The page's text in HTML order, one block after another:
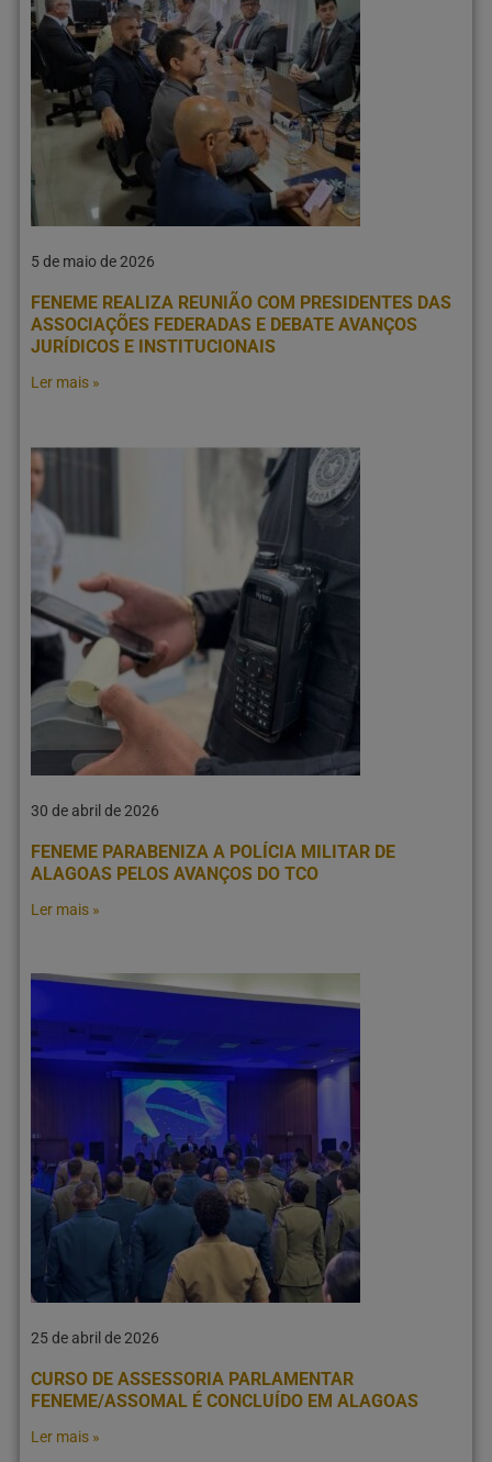
5 de maio de 2026
FENEME REALIZA REUNIÃO COM PRESIDENTES DAS
ASSOCIAÇÕES FEDERADAS E DEBATE AVANÇOS
JURÍDICOS E INSTITUCIONAIS
Ler mais »
30 de abril de 2026
FENEME PARABENIZA A POLÍCIA MILITAR DE
ALAGOAS PELOS AVANÇOS DO TCO
Ler mais »
25 de abril de 2026
CURSO DE ASSESSORIA PARLAMENTAR
FENEME/ASSOMAL É CONCLUÍDO EM ALAGOAS
Ler mais »